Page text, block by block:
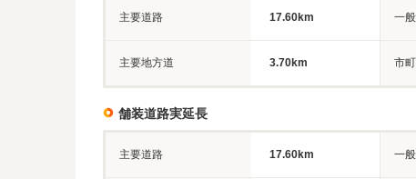
主要道路 17.60km 一
主要地方道 3.70km 市
舗装道路実延長
主要道路 17.60km 一